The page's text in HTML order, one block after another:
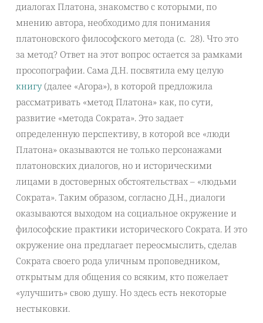
диалогах Платона, знакомство с которыми, по
мнению автора, необходимо для понимания
платоновского философского метода (с. 28). Что это
за метод? Ответ на этот вопрос остается за рамками
просопографии. Сама Д.Н. посвятила ему целую
книгу(далее «Агора»), в которой предложила
рассматривать «метод Платона» как, по сути,
развитие «метода Сократа». Это задает
определенную перспективу, в которой все «люди
Платона» оказываются не только персонажами
платоновских диалогов, но и историческими
лицами в достоверных обстоятельствах – «людьми
Сократа». Таким образом, согласно Д.Н., диалоги
оказываются выходом на социальное окружение и
философские практики исторического Сократа. И это
окружение она предлагает переосмыслить, сделав
Сократа своего рода уличным проповедником,
открытым для общения со всяким, кто пожелает
«улучшить» свою душу. Но здесь есть некоторые
нестыковки.